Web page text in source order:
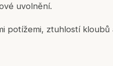
uvolnění.
potížemi, ztuhlostí kloubů